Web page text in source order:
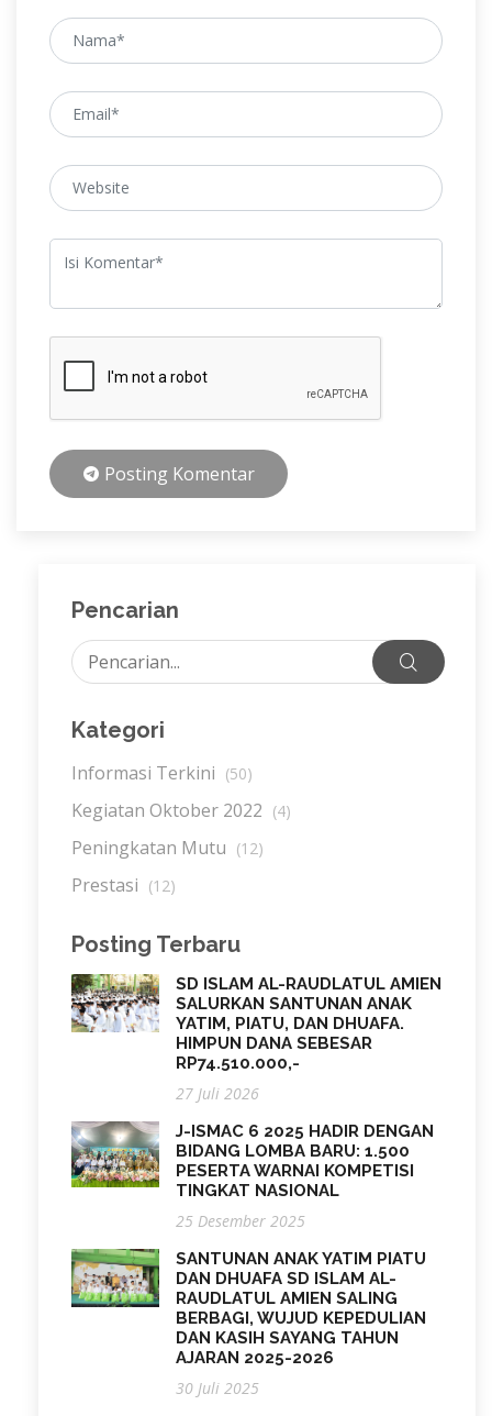
Posting Komentar
Pencarian
Kategori
Informasi Terkini (50)
Kegiatan Oktober 2022 (4)
Peningkatan Mutu (12)
Prestasi (12)
Posting Terbaru
SD ISLAM AL-RAUDLATUL AMIEN
SALURKAN SANTUNAN ANAK
YATIM, PIATU, DAN DHUAFA.
HIMPUN DANA SEBESAR
RP74.510.000,-
27 Juli 2026
J-ISMAC 6 2025 HADIR DENGAN
BIDANG LOMBA BARU: 1.500
PESERTA WARNAI KOMPETISI
TINGKAT NASIONAL
25 Desember 2025
SANTUNAN ANAK YATIM PIATU
DAN DHUAFA SD ISLAM AL-
RAUDLATUL AMIEN SALING
BERBAGI, WUJUD KEPEDULIAN
DAN KASIH SAYANG TAHUN
AJARAN 2025-2026
30 Juli 2025